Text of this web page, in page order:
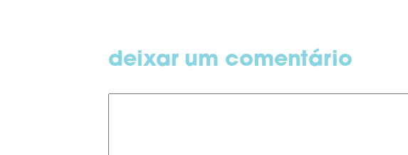
deixar um comentário